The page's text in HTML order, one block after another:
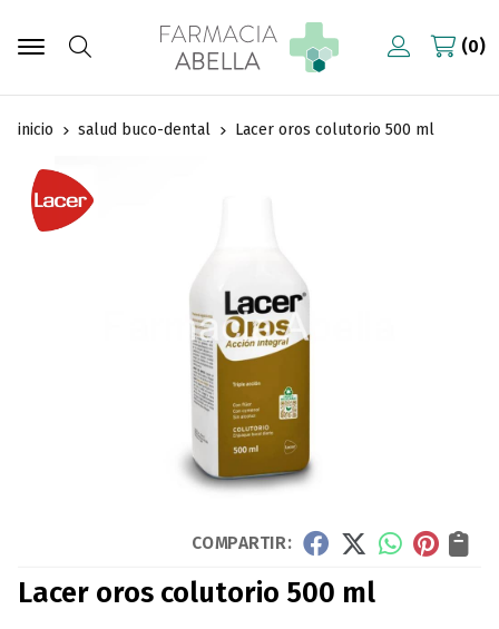
Buscar
0
inicio salud buco-dental Lacer oros colutorio 500 ml
COMPARTIR:
Lacer oros colutorio 500 ml